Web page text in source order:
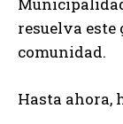
resuelva este
comunidad.
Hasta ahora,